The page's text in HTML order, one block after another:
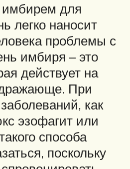
для
легко наносит
проблемы с
имбиря – это
действует на
При
как
эзофагит или
способа
поскольку